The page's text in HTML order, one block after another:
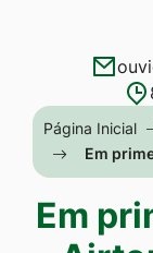
menu
[alt+2]
Ir
para
Seção
do
menu
principal
Página Inicial
Em
Em